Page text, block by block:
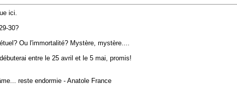
ici.
30?
Ou l'immortalité? Mystère, mystère....
entre le 25 avril et le 5 mai, promis!
reste endormie - Anatole France